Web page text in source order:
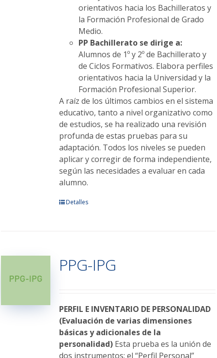
orientativos hacia los Bachilleratos y
la Formación Profesional de Grado
Medio.
PP Bachillerato se dirige a:
Alumnos de 1º y 2º de Bachillerato y
de Ciclos Formativos. Elabora perfiles
orientativos hacia la Universidad y la
Formación Profesional Superior.
A raíz de los últimos cambios en el sistema
educativo, tanto a nivel organizativo como
de estudios, se ha realizado una revisión
profunda de estas pruebas para su
adaptación. Todos los niveles se pueden
aplicar y corregir de forma independiente,
según las necesidades a evaluar en cada
alumno.
Este
Las
opciones
elegir
en
la
página
de
Detalles
PPG-IPG
PERFIL E INVENTARIO DE PERSONALIDAD
(Evaluación de varias dimensiones
básicas y adicionales de la
personalidad)Esta prueba es la unión de
dos instrumentos: el “Perfil Personal”